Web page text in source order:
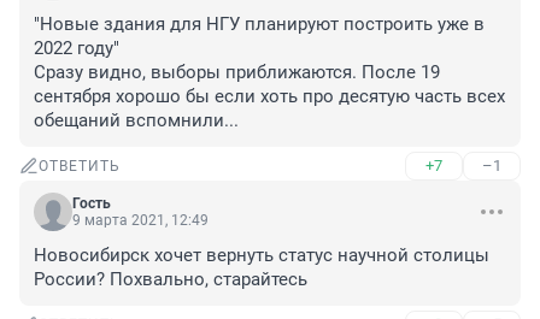
"Новые здания для НГУ планируют построить уже в
2022 году"
Сразу видно, выборы приближаются. После 19
сентября хорошо бы если хоть про десятую часть всех
обещаний вспомнили...
ОТВЕТИТЬ +7 –1
Гость
9 марта 2021, 12:49
Новосибирск хочет вернуть статус научной столицы
России? Похвально, старайтесь